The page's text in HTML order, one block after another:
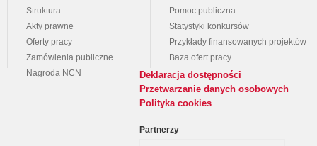
Struktura
Akty prawne
Oferty pracy
Zamówienia publiczne
Nagroda NCN
Pomoc publiczna
Statystyki konkursów
Przykłady finansowanych projektów
Baza ofert pracy
Deklaracja dostępności
Przetwarzanie danych osobowych
Polityka cookies
Partnerzy